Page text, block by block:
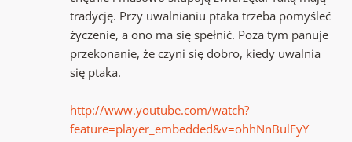
tradycję. Przy uwalnianiu ptaka trzeba pomyśleć
życzenie, a ono ma się spełnić. Poza tym panuje
przekonanie, że czyni się dobro, kiedy uwalnia
się ptaka.
http://www.youtube.com/watch?
feature=player_embedded&v=ohhNnBulFyY